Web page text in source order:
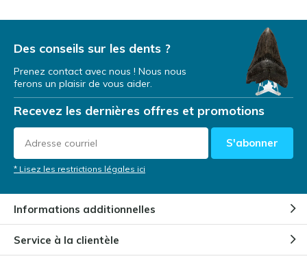
Des conseils sur les dents ?
Prenez contact avec nous ! Nous nous
ferons un plaisir de vous aider.
Recevez les dernières offres et promotions
S'abonner
* Lisez les restrictions légales ici
Informations additionnelles
Service à la clientèle